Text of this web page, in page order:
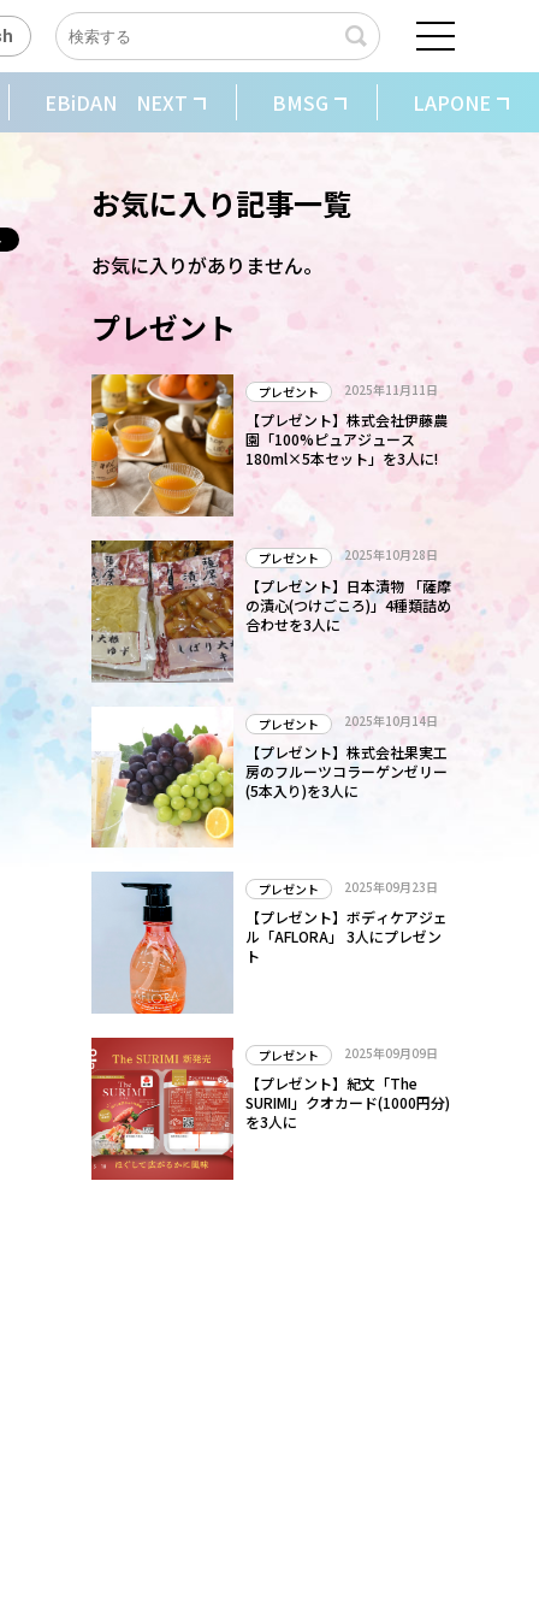
EBiDAN NEXT BMSG LAPONE
お気に入り記事一覧
お気に入りがありません。
プレゼント
プレゼント 2025年11月11日
【プレゼント】株式会社伊藤農
園「100%ピュアジュース
180ml×5本セット」を3人に!
プレゼント 2025年10月28日
【プレゼント】日本漬物 「薩摩
の漬心(つけごころ)」4種類詰め
合わせを3人に
プレゼント 2025年10月14日
【プレゼント】株式会社果実工
房のフルーツコラーゲンゼリー
(5本入り)を3人に
プレゼント 2025年09月23日
【プレゼント】ボディケアジェ
ル「AFLORA」 3人にプレゼン
ト
プレゼント 2025年09月09日
【プレゼント】紀文「The
SURIMI」クオカード(1000円分)
を3人に